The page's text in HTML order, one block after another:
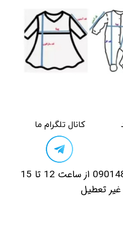
​تماس تلفنی با 09014836221 از ساعت 12 تا 15
تعطیل
​کانال تلگرام ما